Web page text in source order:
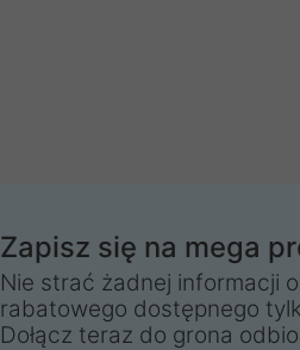
Zapisz się na mega
Nie strać żadnej informacji
rabatowego dostępnego
Dołącz teraz do grona